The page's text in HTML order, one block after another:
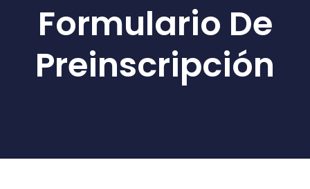
Formulario De
Preinscripción